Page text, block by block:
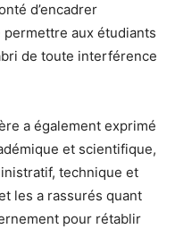
d’encadrer
permettre aux étudiants
de toute interférence
a également exprimé
et scientifique,
technique et
les a rassurés quant
pour rétablir